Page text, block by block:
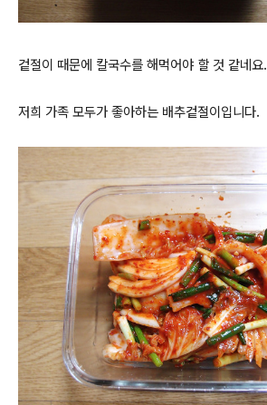
겉절이 때문에 칼국수를 해먹어야 할 것 같네요.
저희 가족 모두가 좋아하는 배추겉절이입니다.